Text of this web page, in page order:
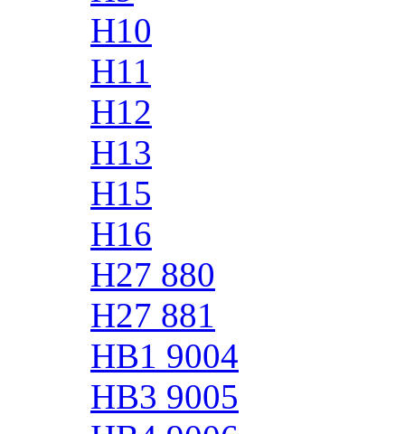
H10
H11
H12
H13
H15
H16
H27 880
H27 881
HB1 9004
HB3 9005